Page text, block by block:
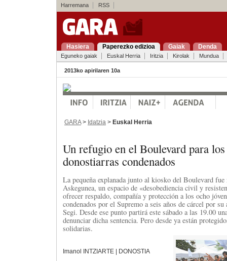
Harremana RSS
Hasiera Paperezko edizioa Gaiak Denda
Eguneko gaiak Euskal Herria Iritzia Kirolak Mundua
2013ko apirilaren 10a
GARA> Idatzia > Euskal Herria
Un refugio en el Boulevard para
donostiarras condenados
La pequeña explanada junto al kiosko del Boulevard fue
Askegunea, un espacio de «desobediencia civil y
ofrecer respaldo, compañía y protección a los ocho
condenados por el Supremo a seis años de cárcel por
Segi. Desde ese punto partirá este sábado a las 19.00
denunciar dicha sentencia. Pero desde ya están
solidarias.
Imanol INTZIARTE | DONOSTIA